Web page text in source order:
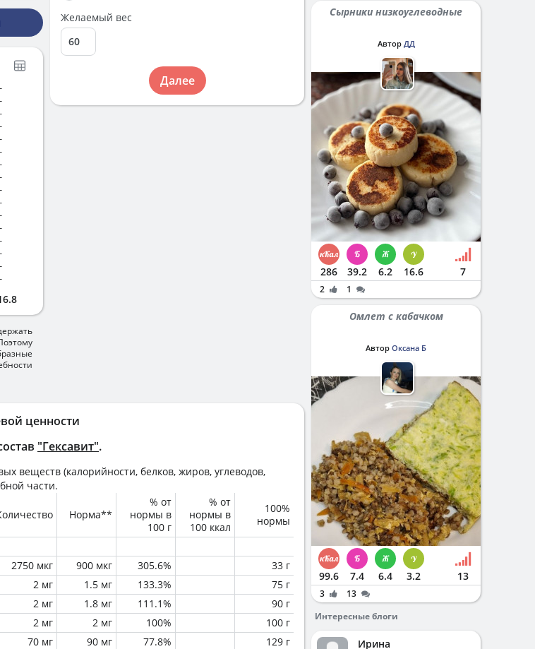
ценности
"Гексавит".
веществ (калорийности, белков, жиров, углеводов,
части.
Норма**
% от
нормы в
100 г
% от
нормы в
100 ккал
100%
нормы
2750 мкг 900 мкг 305.6%
33 г
2 мг 1.5 мг 133.3%
75 г
2 мг 1.8 мг 111.1%
90 г
2 мг 2 мг 100%
100 г
70 мг 90 мг 77.8%
129 г
Желаемый вес
Далее
Сырники низкоуглеводные
Автор ДД
286 39.2 6.2 16.6 7
2 1
Омлет с кабачком
Автор Оксана Б
99.6 7.4 6.4 3.2 13
3
13
Интересные блоги
Ирина